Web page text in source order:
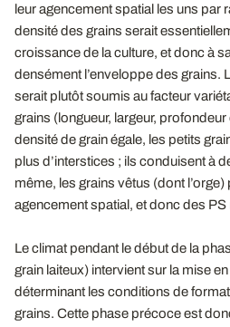
leur agencement spatial les uns par
densité des grains serait
croissance de la culture, et donc à
densément l’enveloppe des grains.
serait plutôt soumis au facteur
grains (longueur, largeur,
densité de grain égale, les petits
plus d’interstices ; ils conduisent à
même, les grains vêtus (dont
agencement spatial, et donc des
Le climat pendant le début de la
grain laiteux) intervient sur la mise
déterminant les conditions de
grains. Cette phase précoce est